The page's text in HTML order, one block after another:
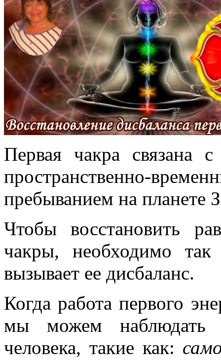
Первая чакра связана
пространственно-
пребыванием на планете
Чтобы восстановить
чакры, необходимо
вызывает ее дисбаланс.
Когда работа первого
мы можем наблюдать
человека, такие как: